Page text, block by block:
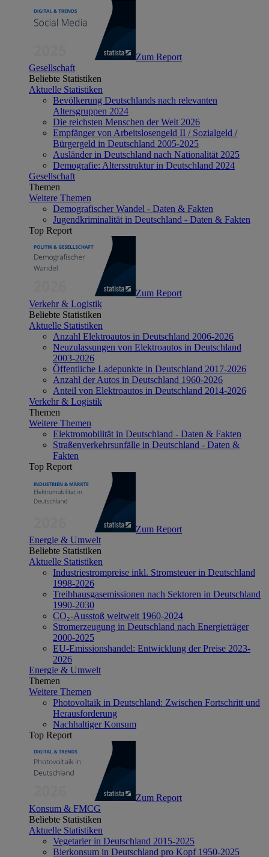
Zum Report
Gesellschaft
Beliebte Statistiken
Aktuelle Statistiken
Bevölkerung Deutschlands nach relevanten
Altersgruppen 2024
Die reichsten Menschen der Welt 2026
Empfänger von Arbeitslosengeld II / Sozialgeld /
Bürgergeld in Deutschland 2005-2025
Ausländer in Deutschland nach Nationalität 2025
Demografie: Altersstruktur in Deutschland 2024
Gesellschaft
Themen
Weitere Themen
Demografischer Wandel - Daten & Fakten
Jugendkriminalität in Deutschland - Daten & Fakten
Top Report
Zum Report
Verkehr & Logistik
Beliebte Statistiken
Aktuelle Statistiken
Anzahl Elektroautos in Deutschland 2006-2026
Neuzulassungen von Elektroautos in Deutschland
2003-2026
Öffentliche Ladepunkte in Deutschland 2017-2026
Anzahl der Autos in Deutschland 1960-2026
Anteil von Elektroautos in Deutschland 2014-2026
Verkehr & Logistik
Themen
Weitere Themen
Elektromobilität in Deutschland - Daten & Fakten
Straßenverkehrsunfälle in Deutschland - Daten &
Fakten
Top Report
Zum Report
Energie & Umwelt
Beliebte Statistiken
Aktuelle Statistiken
Industriestrompreise inkl. Stromsteuer in Deutschland
1998-2026
Treibhausgasemissionen nach Sektoren in Deutschland
1990-2030
CO₂-Ausstoß weltweit 1960-2024
Stromerzeugung in Deutschland nach Energieträger
2000-2025
EU-Emissionshandel: Entwicklung der Preise 2023-
2026
Energie & Umwelt
Themen
Weitere Themen
Photovoltaik in Deutschland: Zwischen Fortschritt und
Herausforderung
Nachhaltiger Konsum
Top Report
Zum Report
Konsum & FMCG
Beliebte Statistiken
Aktuelle Statistiken
Vegetarier in Deutschland 2015-2025
Bierkonsum in Deutschland pro Kopf 1950-2025